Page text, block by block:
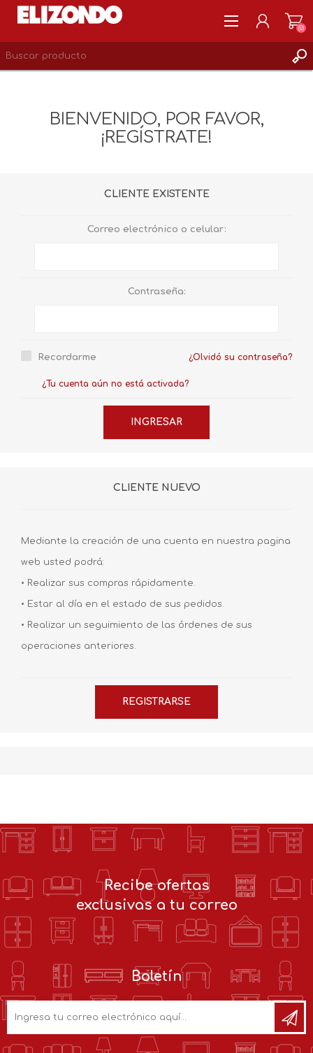
LISTA DE DESEOS 0
(0)
BIENVENIDO, POR FAVOR,
¡REGÍSTRATE!
CLIENTE EXISTENTE
Correo electrónico o celular:
Contraseña:
Recordarme ¿Olvidó su contraseña?
¿Tu cuenta aún no está activada?
CLIENTE NUEVO
Mediante la creación de una cuenta en nuestra pagina
web usted podrá:
• Realizar sus compras rápidamente.
• Estar al día en el estado de sus pedidos.
• Realizar un seguimiento de las órdenes de sus
operaciones anteriores.
Recibe ofertas
exclusivas a tu correo
Boletín